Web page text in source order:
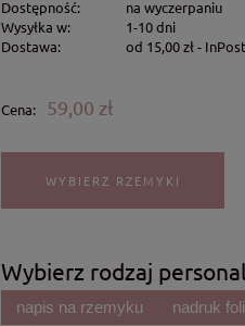
Dostępność:
na wyczerpaniu
Wysyłka w:
1-10 dni
Dostawa:
od 15,00 zł -
płatności
Cena: 59,00 zł
WYBIERZ RZEMYKI
Wybierz rodzaj
napis na rzemyku nadruk